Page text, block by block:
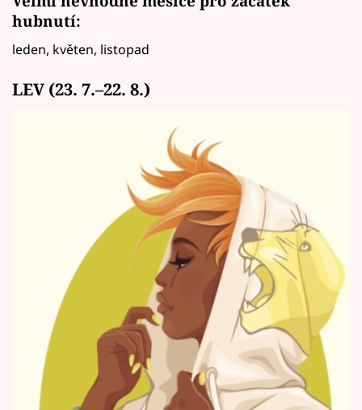
hubnutí:
leden, květen, listopad
LEV (23. 7.–22. 8.)